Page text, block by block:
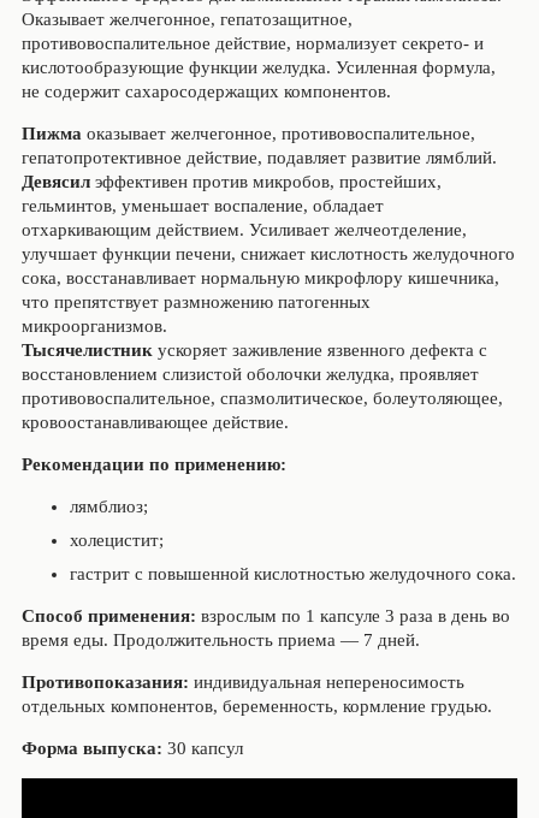
Оказывает желчегонное, гепатозащитное,
противовоспалительное действие, нормализует секрето- и
кислотообразующие функции желудка. Усиленная формула,
не содержит сахаросодержащих компонентов.
Пижма оказывает желчегонное, противовоспалительное,
гепатопротективное действие, подавляет развитие лямблий.
Девясил эффективен против микробов, простейших,
гельминтов, уменьшает воспаление, обладает
отхаркивающим действием. Усиливает желчеотделение,
улучшает функции печени, снижает кислотность желудочного
сока, восстанавливает нормальную микрофлору кишечника,
что препятствует размножению патогенных
микроорганизмов.
Тысячелистник ускоряет заживление язвенного дефекта с
восстановлением слизистой оболочки желудка, проявляет
противовоспалительное, спазмолитическое, болеутоляющее,
кровоостанавливающее действие.
Рекомендации по применению:
лямблиоз;
холецистит;
гастрит с повышенной кислотностью желудочного сока.
Способ применения: взрослым по 1 капсуле 3 раза в день во
время еды. Продолжительность приема — 7 дней.
Противопоказания: индивидуальная непереносимость
отдельных компонентов, беременность, кормление грудью.
Форма выпуска: 30 капсул